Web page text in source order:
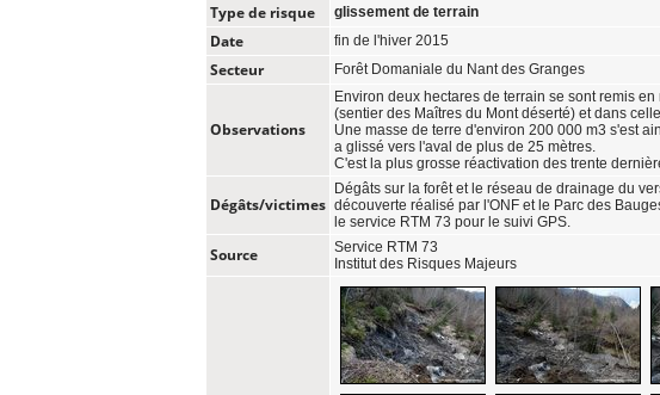
Type de risque glissement de terrain
Date fin de l'hiver 2015
Secteur Forêt Domaniale du Nant des Granges
Observations
Environ deux hectares de terrain se sont remis
(sentier des Maîtres du Mont déserté) et dans
Une masse de terre d'environ 200 000 m3 s'est
a glissé vers l'aval de plus de 25 mètres.
C'est la plus grosse réactivation des trente
Dégâts/victimes
Dégâts sur la forêt et le réseau de drainage du
découverte réalisé par l'ONF et le Parc des
le service RTM 73 pour le suivi GPS.
Source
Service RTM 73
Institut des Risques Majeurs